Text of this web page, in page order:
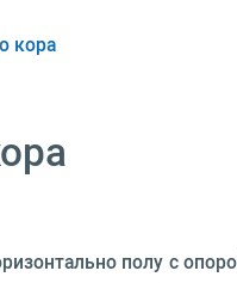
кора
полу с